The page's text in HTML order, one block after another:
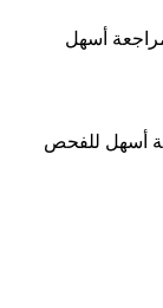
أسهل للفحص